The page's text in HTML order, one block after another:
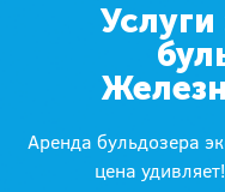
Услуги
Аренда бульдозера
цена